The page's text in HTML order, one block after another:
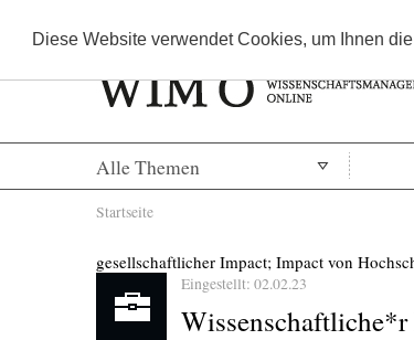
Diese Website verwendet Cookies, um Ihnen
Alle Themen
Sie sind hier
Startseite
gesellschaftlicher Impact; Impact von
Eingestellt: 02.02.23